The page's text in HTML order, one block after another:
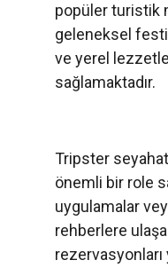
popüler turistik
geleneksel
ve yerel
sağlamaktadır.
Tripster
önemli bir role
uygulamalar
rehberlere